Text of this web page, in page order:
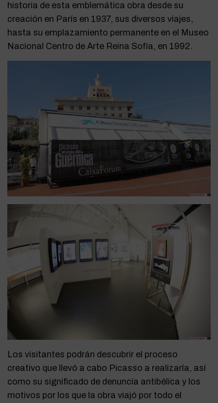
historia de esta emblemática obra desde su
creación en París en 1937, sus diversos viajes,
hasta su emplazamiento permanente en el Museo
Nacional Centro de Arte Reina Sofía, en 1992.
Los visitantes podrán descubrir el proceso
creativo que llevó a cabo Picasso a realizarla, así
como su significado de denuncia antibélica y los
motivos por los que la obra viajó por todo el